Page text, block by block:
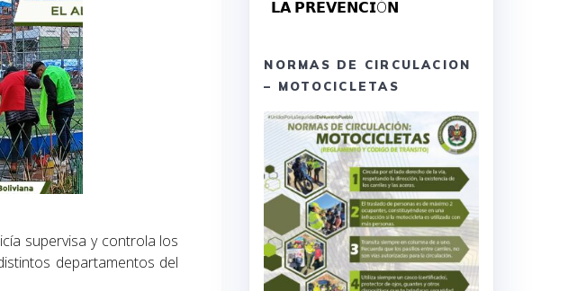
supervisa y controla los
departamentos del
𝗟𝗔 𝗣𝗥𝗘𝗩𝗘𝗡𝗖𝗜Ó𝗡
NORMAS DE CIRCULACION
– MOTOCICLETAS